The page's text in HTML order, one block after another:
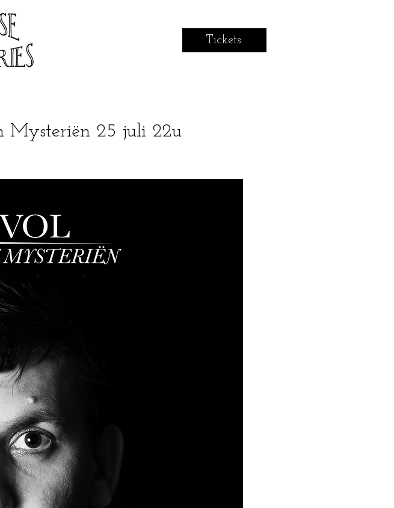
Tickets
Mysteriën 25 juli 22u